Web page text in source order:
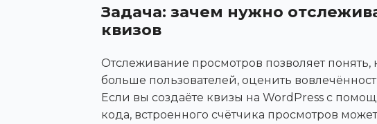
Задача: зачем нужно
квизов
Отслеживание просмотров позволяет
больше пользователей, оценить
Если вы создаёте квизы на WordPress с
кода, встроенного счётчика просмотров